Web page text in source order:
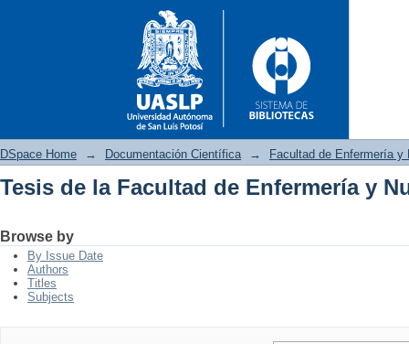
DSpace Home → Documentación Científica → Facultad de Enfermería y
Tesis de la Facultad de Enfermería y
Browse by
By Issue Date
Authors
Titles
Subjects